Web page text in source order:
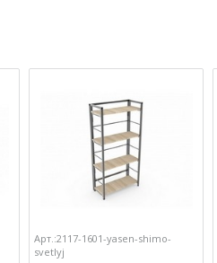
Арт.:2117-1601-yasen-shimo-
svetlyj